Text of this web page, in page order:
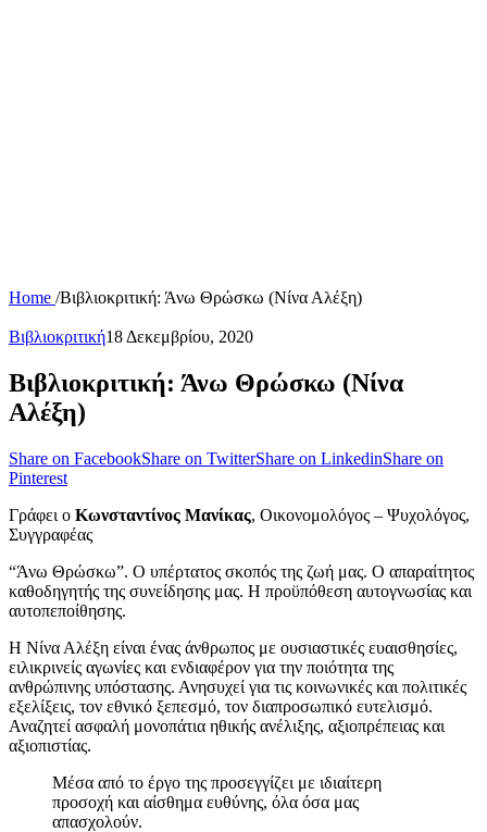
Home /Βιβλιοκριτική: Άνω Θρώσκω (Νίνα Αλέξη)
Βιβλιοκριτική18 Δεκεμβρίου, 2020
Βιβλιοκριτική: Άνω Θρώσκω (Νίνα
Αλέξη)
Share on FacebookShare on TwitterShare on LinkedinShare on
Pinterest
Γράφει ο Κωνσταντίνος Μανίκας, Οικονομολόγος – Ψυχολόγος,
Συγγραφέας
“Άνω Θρώσκω”. Ο υπέρτατος σκοπός της ζωή μας. Ο απαραίτητος
καθοδηγητής της συνείδησης μας. Η προϋπόθεση αυτογνωσίας και
αυτοπεποίθησης.
Η Νίνα Αλέξη είναι ένας άνθρωπος με ουσιαστικές ευαισθησίες,
ειλικρινείς αγωνίες και ενδιαφέρον για την ποιότητα της
ανθρώπινης υπόστασης. Ανησυχεί για τις κοινωνικές και πολιτικές
εξελίξεις, τον εθνικό ξεπεσμό, τον διαπροσωπικό ευτελισμό.
Αναζητεί ασφαλή μονοπάτια ηθικής ανέλιξης, αξιοπρέπειας και
αξιοπιστίας.
Μέσα από το έργο της προσεγγίζει με ιδιαίτερη
προσοχή και αίσθημα ευθύνης, όλα όσα μας
απασχολούν.